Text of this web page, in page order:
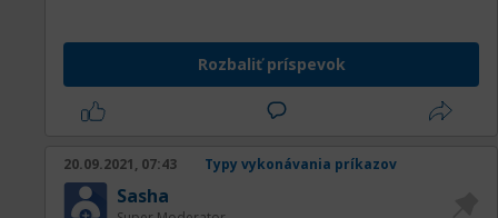
hlavný rozdiel medzi nimi je rýchlosť
vykonávania. Ich názvy však nemajú nič
spoločné s rýchlosťou - sú to odlišné
mechanizmy vykonávania obchodných operácií.
Rozbaliť príspevok
20.09.2021, 07:43 Typy vykonávania príkazov
Sasha